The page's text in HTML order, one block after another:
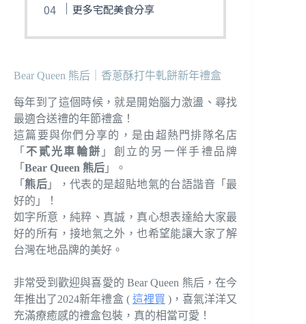
更多宅配美食分享
Bear Queen 熊后｜香蔥酥打牛軋餅新年禮盒
每年到了這個時候，就是開始腦力激盪、尋找
最適合送禮的年節禮盒！
這篇要與你們分享的，是由超熱門排隊名店
「 不貳光車輪餅 」創立的另一伴手禮品牌
「 Bear Queen 熊后 」。
「 熊后 」，代表的是超貼地氣的台語諧音「最
好的」！
如字所意，純粹、真誠，真心想表達給大家最
好的所有，接地氣之外，也希望能讓大家了解
台灣在地品牌的美好。
非常受到歡迎與喜愛的 Bear Queen 熊后，在今
年推出了2024新年禮盒 ( 這裡買 )，喜氣洋洋又
充滿療癒感的禮盒包裝，真的相當可愛！